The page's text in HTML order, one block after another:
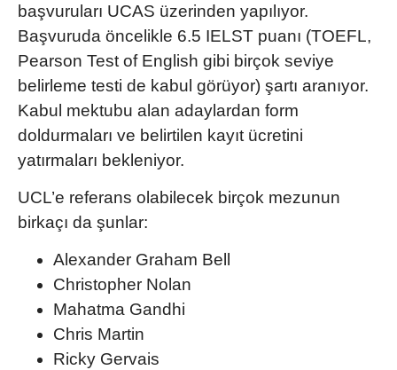
başvuruları UCAS üzerinden yapılıyor.
Başvuruda öncelikle 6.5 IELST puanı (TOEFL,
Pearson Test of English gibi birçok seviye
belirleme testi de kabul görüyor) şartı aranıyor.
Kabul mektubu alan adaylardan form
doldurmaları ve belirtilen kayıt ücretini
yatırmaları bekleniyor.
UCL’e referans olabilecek birçok mezunun
birkaçı da şunlar:
Alexander Graham Bell
Christopher Nolan
Mahatma Gandhi
Chris Martin
Ricky Gervais